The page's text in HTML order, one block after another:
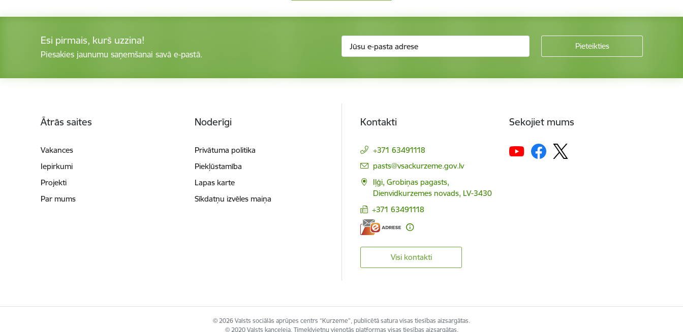
Esi pirmais, kurš uzzina!
Piesakies jaunumu saņemšanai savā e-pastā.
Ātrās saites
Vakances
Iepirkumi
Projekti
Par mums
Noderīgi
Privātuma politika
Piekļūstamība
Lapas karte
Sīkdatņu izvēles maiņa
Kontakti
+371 63491118
E-pasts:
pasts@vsackurzeme.gov.lv
Iļģi, Grobiņas pagasts,
Dienvidkurzemes novads, LV-3430
+371 63491118
Visi kontakti
Sekojiet mums
© 2026 Valsts sociālās aprūpes centrs “Kurzeme”, publicētā satura visas tiesības aizsargātas.
© 2020 Valsts kanceleja, Tīmekļvietņu vienotās platformas visas tiesības aizsargātas.